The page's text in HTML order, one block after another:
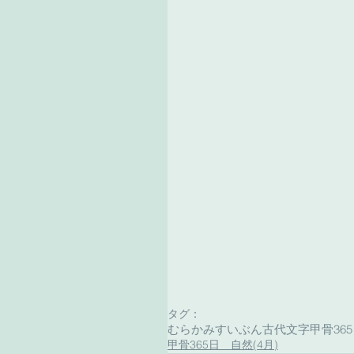
タグ：
むらかみすいぶん古代文字甲骨
甲骨365日 自然(4月)